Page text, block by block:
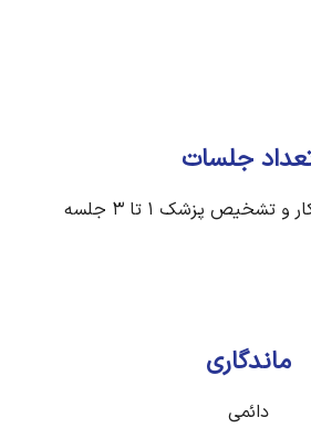
جلسات
پزشک ۱ تا ۳ جلسه
ماندگاری
دائمی